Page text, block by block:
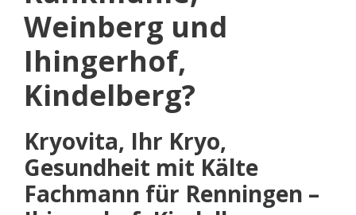
Weinberg und
Ihingerhof,
Kindelberg?
Kryovita, Ihr Kryo,
Gesundheit mit Kälte
Fachmann für Renningen –